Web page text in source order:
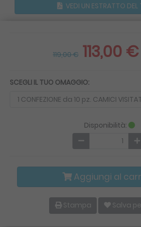
VEDI UN ESTRATTO DEL
119,00 € 113,00 €
SCEGLI IL TUO OMAGGIO:
Disponibilità:
Aggiungi al
Stampa Salva